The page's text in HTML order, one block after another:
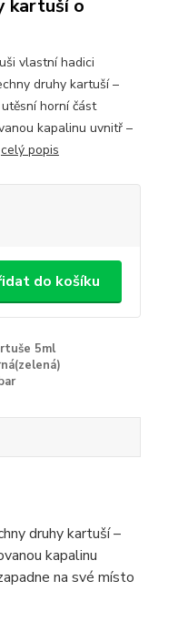
kartuší o
vlastní hadici
druhy kartuší –
horní část
kapalinu uvnitř –
celý popis
do košíku
5ml
druhy kartuší –
kapalinu
na své místo